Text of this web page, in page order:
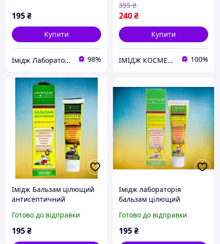
195₴
Купити
Імідж Лабораторія 98%
240₴
355 ₴
Купити
ІМІДЖ КОСМЕТИКА В КРЕМЕНЧУЦІ 100%
Імідж Бальзам цілющий
антисептичний
Готово до відправки
195₴
Імідж лабораторія
бальзам цілющий
Готово до відправки
195₴